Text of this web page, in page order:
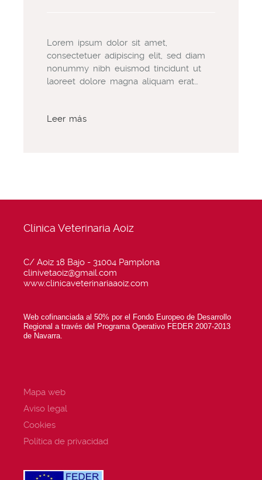
Lorem ipsum dolor sit amet,
consectetuer adipiscing elit, sed diam
nonummy nibh euismod tincidunt ut
laoreet dolore magna aliquam erat…
Leer más
Clínica Veterinaria Aoiz
C/ Aoiz 18 Bajo - 31004 Pamplona
clinivetaoiz@gmail.com
www.clinicaveterinariaaoiz.com
Web cofinanciada al 50% por el Fondo Europeo de Desarrollo
Regional a través del Programa Operativo FEDER 2007-2013
de Navarra.
Mapa web
Aviso legal
Cookies
Política de privacidad